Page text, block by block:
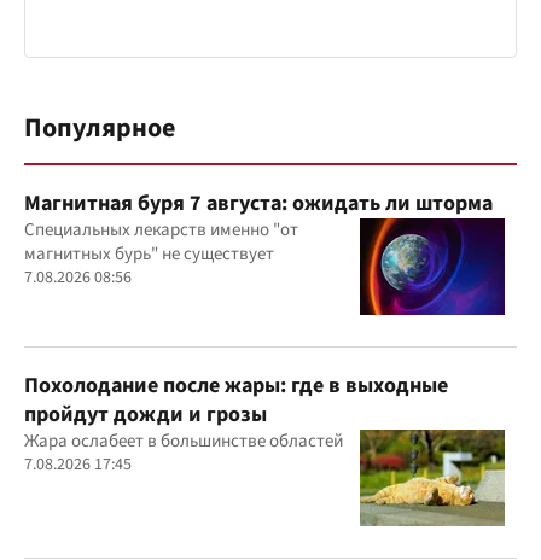
Популярное
Магнитная буря 7 августа: ожидать ли шторма
Специальных лекарств именно "от
магнитных бурь" не существует
7.08.2026 08:56
Похолодание после жары: где в выходные
пройдут дожди и грозы
Жара ослабеет в большинстве областей
7.08.2026 17:45